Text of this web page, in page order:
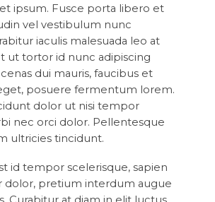
ipsum. Fusce porta libero et
vel vestibulum nunc
iaculis malesuada leo at
ut tortor id nunc adipiscing
dui mauris, faucibus et
posuere fermentum lorem.
dolor ut nisi tempor
nec orci dolor. Pellentesque
ultricies tincidunt.
id tempor scelerisque, sapien
dolor, pretium interdum augue